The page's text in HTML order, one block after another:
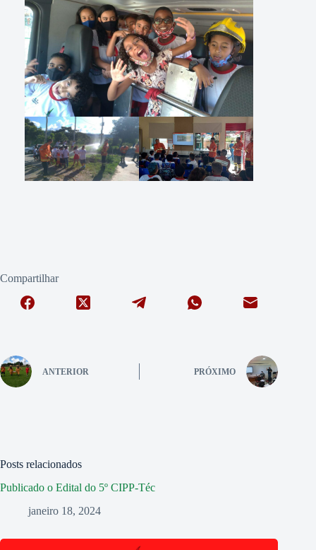
Compartilhar
ANTERIOR PRÓXIMO
Posts relacionados
Publicado o Edital do 5º CIPP-Téc
janeiro 18, 2024